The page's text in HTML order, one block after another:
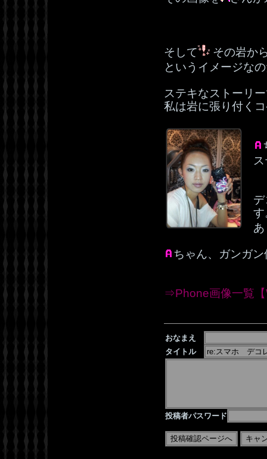
そして
その岩か
というイメージな
ステキなストーリ
私は岩に張り付く
す
ちゃん、ガンガ
⇒Phone画像一覧
おなまえ
タイトル
投稿者パスワード